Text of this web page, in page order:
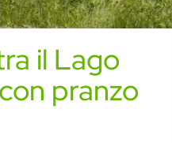
il Lago
pranzo